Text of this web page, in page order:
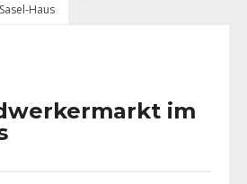
Haus
im